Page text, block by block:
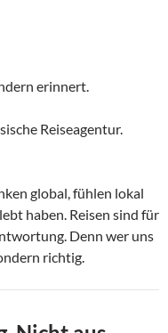
erinnert.
Reiseagentur.
global, fühlen lokal
haben. Reisen sind für
Denn wer uns
richtig.